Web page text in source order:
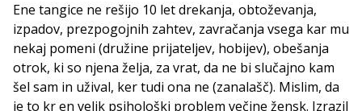
Ene tangice ne rešijo 10 let drekanja, obtoževanja,
izpadov, prezpogojnih zahtev, zavračanja vsega kar mu
nekaj pomeni (družine prijateljev, hobijev), obešanja
otrok, ki so njena želja, za vrat, da ne bi slučajno kam
šel sam in užival, ker tudi ona ne (zanalašč). Mislim, da
je to kr en velik psihološki problem večine žensk. Izrazil